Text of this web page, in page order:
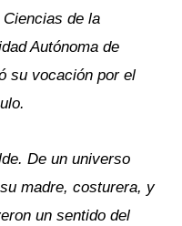
de la
Autónoma de
su vocación por el
De un universo
madre, costurera, y
un sentido del